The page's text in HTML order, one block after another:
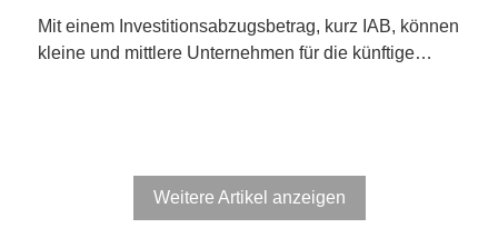
Mit einem Investitionsabzugsbetrag, kurz IAB, können
kleine und mittlere Unternehmen für die künftige…
Weitere Artikel anzeigen